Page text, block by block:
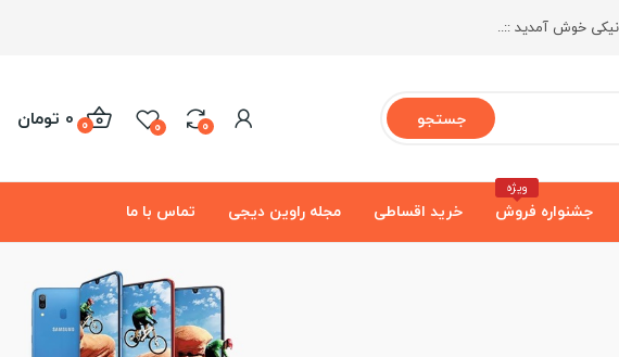
خوش آمدید ::..
جستجو 0
0 0 تومان 0
جشنواره فروش
ویژه
خرید اقساطی مجله راوین دیجی تماس با ما